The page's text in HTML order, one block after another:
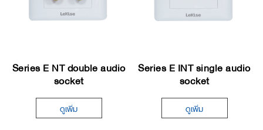
Series E NT double audio
socket
ดูเพิ่ม
Series E INT single audio
socket
ดูเพิ่ม